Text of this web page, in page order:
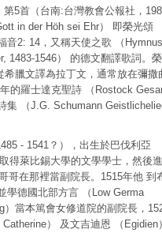
5首（台南:台灣教會公報社，198
in der Höh sei Ehr） 即榮光頌
音2: 14，又稱天使之歌 （Hymnus
1483-1546） 的德文翻譯歌詞。榮
臘文譯為拉丁文，通常放在彌撒
的羅士達克聖詩 （Rostock
集 （J.G. Schumann
- 1541？），出生於巴伐利亞
得萊比錫大學的文學學士，然後進
哥在那裡當副院長。1515年他 到
學德國北部方言 （Low Germa
當本篤會女修道院的副院長，
） 及文吉迪恩 （Egidien）